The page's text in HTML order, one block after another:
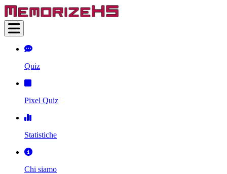
Quiz
Pixel Quiz
Statistiche
Chi siamo